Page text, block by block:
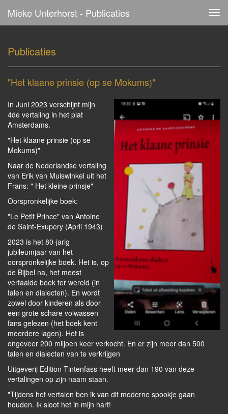
Mieke Unterhorst - Publicaties
Publicaties
"Het klaane prinsie (op se Mokums)"
In Juni 2023 verschijnt mijn
4de vertaling in het plat
Amsterdams.
"Het klaane prinsie (op se
Mokums)"
Naar de Nederlandse vertaling
van Erik van Muiswinkel uit het
Frans: " Het kleine prinsje"
Oorspronkelijke boek:
"Le Petit Prince" van Antoine
de Saint-Exupery (April 1943)
2023 is het 80-jarig
jubileumjaar van het
oorspronkelijke boek. Het is, op
de Bijbel na, het meest
vertaalde boek ter wereld (in
talen en dialecten). En wordt
zowel door kinderen als door
een grote schare volwassen
fans gelezen (het boek kent
meerdere lagen). Het is
ongeveer 200 miljoen keer verkocht. En er zijn meer dan 500
talen en dialecten van te verkrijgen
Uitgeverij Edition Tintenfass heeft meer dan 190 van deze
vertalingen op zijn naam staan.
"Tijdens het vertalen ben ik van dit moderne spookje gaan
houden. Ik sloot het in mijn hart!